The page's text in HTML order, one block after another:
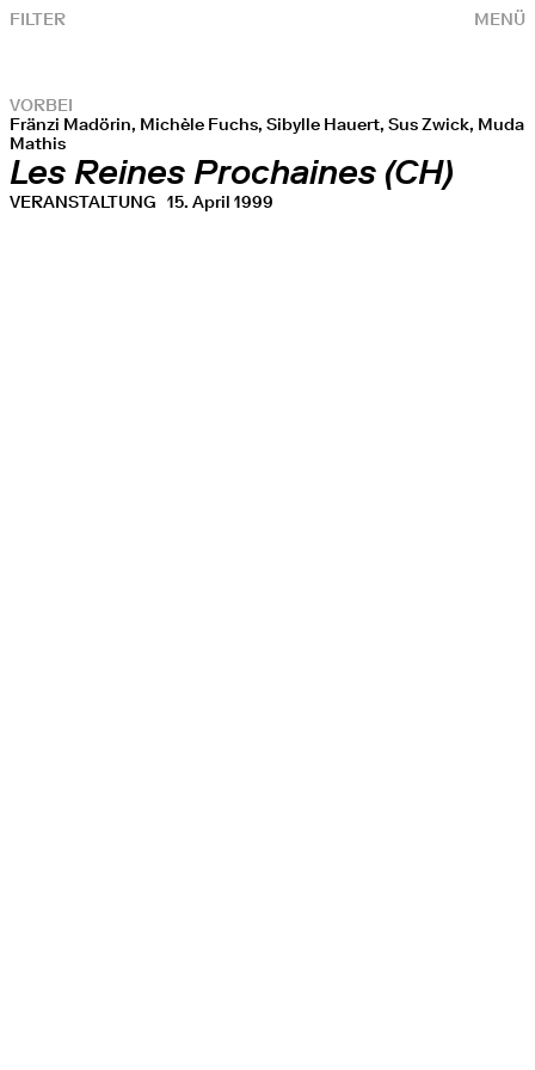
MENÜ
FILTER
VORBEI
Fränzi Madörin, Michèle Fuchs, Sibylle Hauert, Sus Zwick, Muda
Mathis
Les Reines Prochaines (CH)
VERANSTALTUNG 15. April 1999